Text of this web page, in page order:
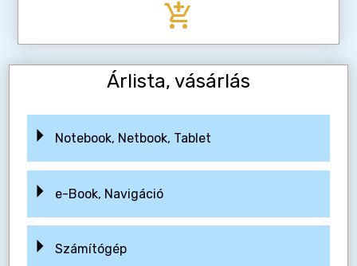
add_shopping_cart
Árlista, vásárlás
Notebook, Netbook, Tablet
e-Book, Navigáció
Számítógép